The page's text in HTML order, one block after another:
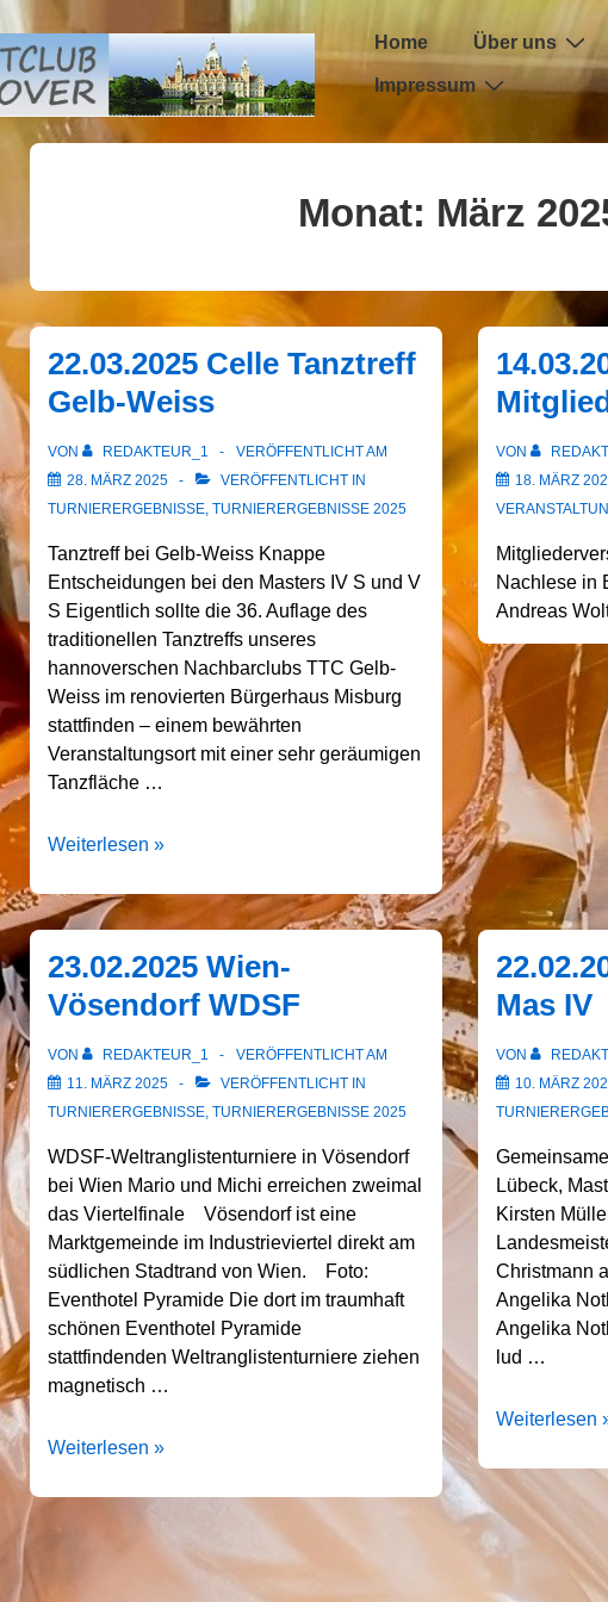
Hauptnavigation
Home Über uns
Impressum
Monat: März
22.03.2025 Celle Tanztreff
Gelb-Weiss
VON REDAKTEUR_1
VERÖFFENTLICHT AM
28. MÄRZ 2025
VERÖFFENTLICHT IN
TURNIERERGEBNISSE, TURNIERERGEBNISSE 2025
Tanztreff bei Gelb-Weiss Knappe
Entscheidungen bei den Masters IV S und V
S Eigentlich sollte die 36. Auflage des
traditionellen Tanztreffs unseres
hannoverschen Nachbarclubs TTC Gelb-
Weiss im renovierten Bürgerhaus Misburg
stattfinden – einem bewährten
Veranstaltungsort mit einer sehr geräumigen
Tanzfläche …
22.03.2025
Tanztreff
Gelb-
Weiss
Weiterlesen »
VON
18. MÄRZ
Nachlese in
Andreas
23.02.2025 Wien-
Vösendorf WDSF
VON REDAKTEUR_1
VERÖFFENTLICHT AM
11. MÄRZ 2025
VERÖFFENTLICHT IN
TURNIERERGEBNISSE, TURNIERERGEBNISSE 2025
WDSF-Weltranglistenturniere in Vösendorf
bei Wien Mario und Michi erreichen zweimal
das Viertelfinale Vösendorf ist eine
Marktgemeinde im Industrieviertel direkt am
südlichen Stadtrand von Wien. Foto:
Eventhotel Pyramide Die dort im traumhaft
schönen Eventhotel Pyramide
stattfindenden Weltranglistenturniere ziehen
magnetisch …
23.02.2025
Vösendorf
Weiterlesen »
Mas IV
VON
10. MÄRZ
Lübeck,
Kirsten
Christmann
Angelika
Angelika
lud …
22.02.2025
GLM
Mas
Weiterlesen